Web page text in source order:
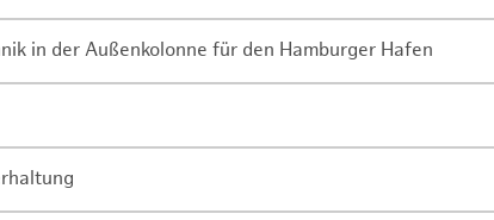
in der Außenkolonne für den Hamburger Hafen